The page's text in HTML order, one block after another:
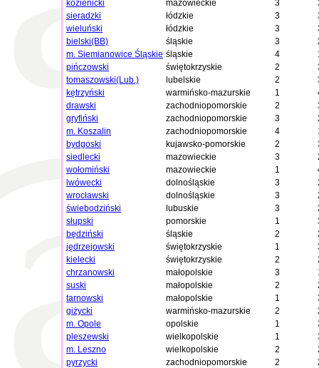
kozienicki mazowieckie 3
sieradzki
łódzkie 3
wieluński
łódzkie 3
bielski(BB)
śląskie 3
m. Siemianowice Śląskie śląskie 4
pińczowski
świętokrzyskie 2
tomaszowski(Lub.)
lubelskie 2
kętrzyński
warmińsko-mazurskie 1
drawski
zachodniopomorskie 2
gryfiński
zachodniopomorskie 3
m. Koszalin
zachodniopomorskie 4
bydgoski
kujawsko-pomorskie 2
siedlecki
mazowieckie 3
wołomiński
mazowieckie 1
lwówecki
dolnośląskie 3
wrocławski
dolnośląskie 3
świebodziński
lubuskie 3
słupski
pomorskie 1
będziński
śląskie 2
jędrzejowski
świętokrzyskie 1
kielecki
świętokrzyskie 2
chrzanowski
małopolskie 3
suski
małopolskie 2
tarnowski
małopolskie 1
giżycki
warmińsko-mazurskie 2
m. Opole
opolskie 1
pleszewski
wielkopolskie 1
m. Leszno
wielkopolskie 2
pyrzycki
zachodniopomorskie 2